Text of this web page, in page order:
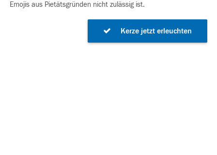
Emojis aus Pietätsgründen nicht zulässig ist.
Kerze jetzt erleuchten